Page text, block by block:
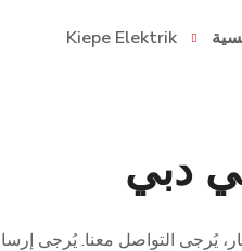
Kiepe Elektrik
يُرجى التواصل معنا. يُرجى